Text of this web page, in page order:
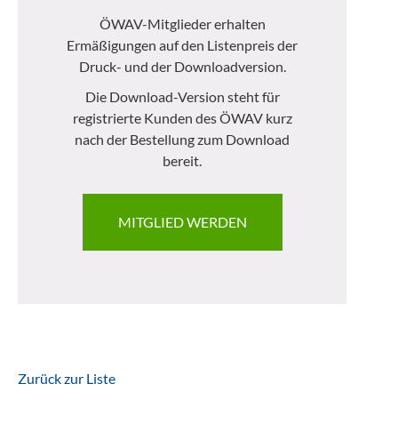
ÖWAV-Mitglieder erhalten
Ermäßigungen auf den Listenpreis der
Druck- und der Downloadversion.
Die Download-Version steht für
registrierte Kunden des ÖWAV kurz
nach der Bestellung zum Download
bereit.
MITGLIED WERDEN
Zurück zur Liste